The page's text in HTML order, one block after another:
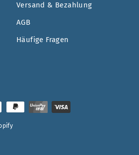
Versand & Bezahlung
AGB
Häufige Fragen